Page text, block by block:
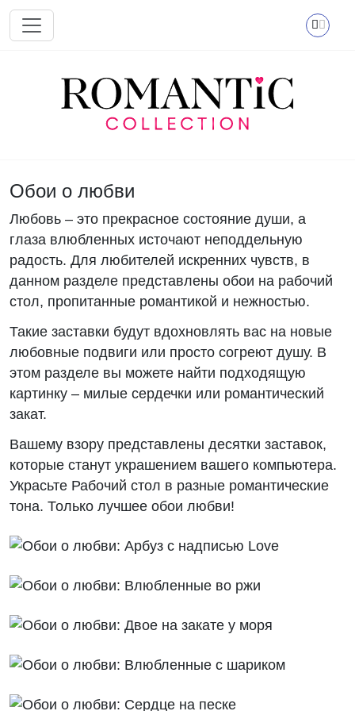
Перейти к основному содержанию
Обои о любви
Любовь – это прекрасное состояние души, а
глаза влюбленных источают неподдельную
радость. Для любителей искренних чувств, в
данном разделе представлены обои на рабочий
стол, пропитанные романтикой и нежностью.
Такие заставки будут вдохновлять вас на новые
любовные подвиги или просто согреют душу. В
этом разделе вы можете найти подходящую
картинку – милые сердечки или романтический
закат.
Вашему взору представлены десятки заставок,
которые станут украшением вашего компьютера.
Украсьте Рабочий стол в разные романтические
тона. Только лучшее обои любви!